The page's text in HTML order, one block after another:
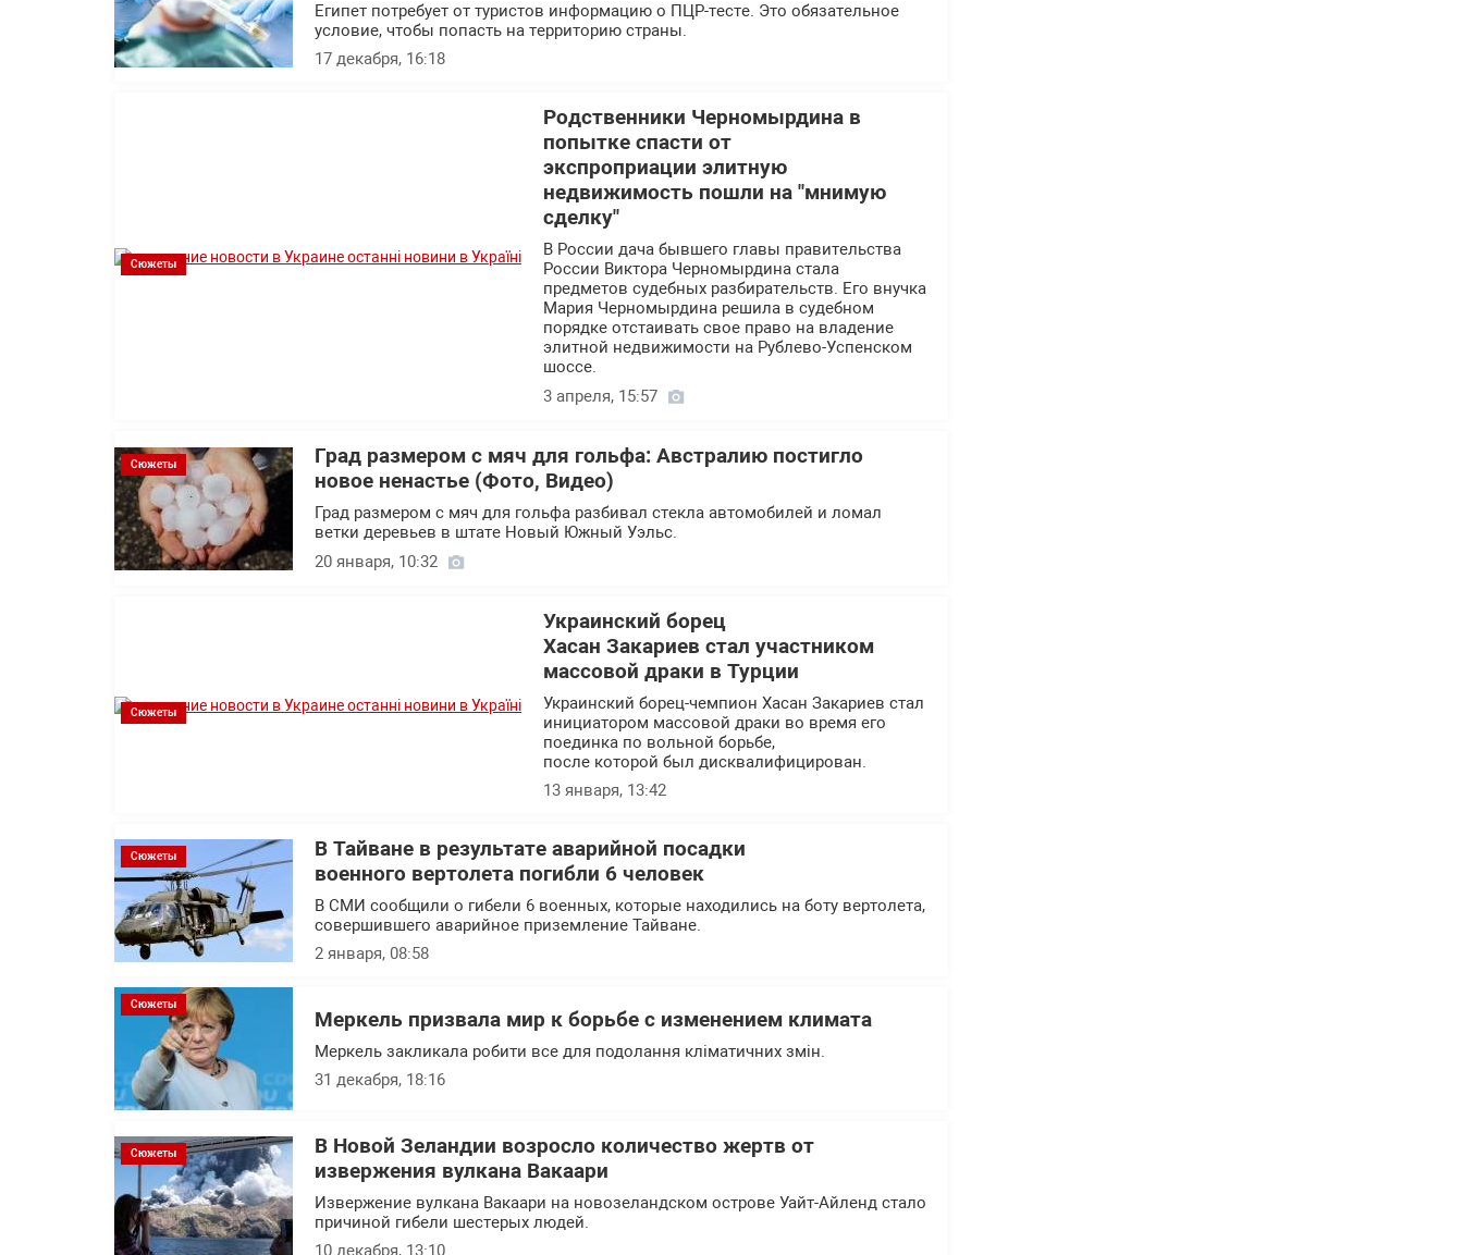
Египет потребует от туристов информацию о ПЦР-тесте. Это обязательное
условие, чтобы попасть на территорию страны.
17 декабря, 16:18
Сюжеты
Родственники Черномырдина в
попытке спасти от
экспроприации элитную
недвижимость пошли на "мнимую
сделку"
В России дача бывшего главы правительства
России Виктора Черномырдина стала
предметов судебных разбирательств. Его внучка
Мария Черномырдина решила в судебном
порядке отстаивать свое право на владение
элитной недвижимости на Рублево-Успенском
шоссе.
3 апреля, 15:57
Сюжеты
Град размером с мяч для гольфа: Австралию постигло
новое ненастье (Фото, Видео)
Град размером с мяч для гольфа разбивал стекла автомобилей и ломал
ветки деревьев в штате Новый Южный Уэльс.
20 января, 10:32
Сюжеты
Украинский борец
Хасан Закариев стал участником
массовой драки в Турции
Украинский борец-чемпион Хасан Закариев стал
инициатором массовой драки во время его
поединка по вольной борьбе,
после которой был дисквалифицирован.
13 января, 13:42
Сюжеты
В Тайване в результате аварийной посадки
военного вертолета погибли 6 человек
В СМИ сообщили о гибели 6 военных, которые находились на боту вертолета,
совершившего аварийное приземление Тайване.
2 января, 08:58
Сюжеты
Меркель призвала мир к борьбе с изменением климата
Меркель закликала робити все для подолання кліматичних змін.
31 декабря, 18:16
Сюжеты
В Новой Зеландии возросло количество жертв от
извержения вулкана Вакаари
Извержение вулкана Вакаари на новозеландском острове Уайт-Айленд стало
причиной гибели шестерых людей.
10 декабря, 13:10